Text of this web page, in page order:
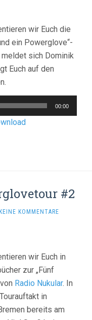
wir Euch die
ein Powerglove“-
meldet sich Dominik
Euch auf den
00:00
#2
KEINE KOMMENTARE
wir Euch in
zur „Fünf
Radio Nukular. In
in
bereits am